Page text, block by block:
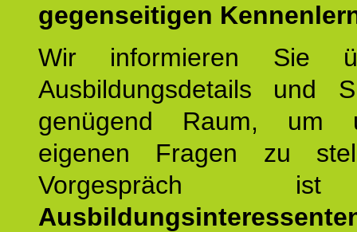
gegenseitigen
Wir informieren Sie
Ausbildungsdetails und
genügend Raum, um
eigenen Fragen zu